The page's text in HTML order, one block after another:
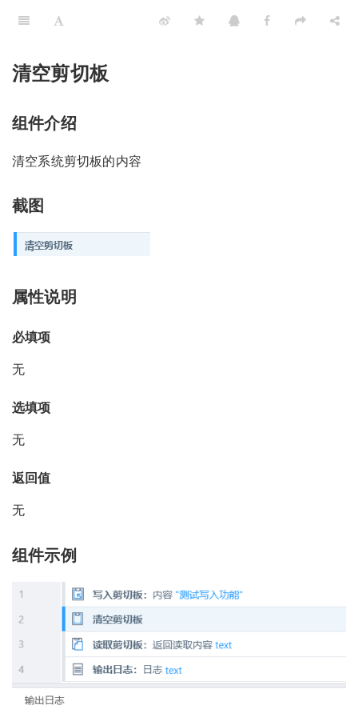
清空剪切板
组件介绍
清空系统剪切板的内容
截图
属性说明
必填项
无
选填项
无
返回值
无
组件示例